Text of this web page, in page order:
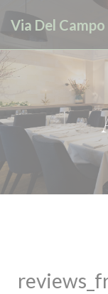
Painel de
Via Del Campo